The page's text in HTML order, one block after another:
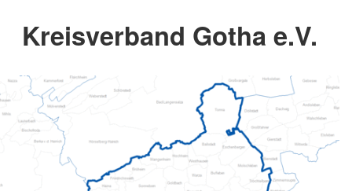
Kreisverband Gotha e.V.